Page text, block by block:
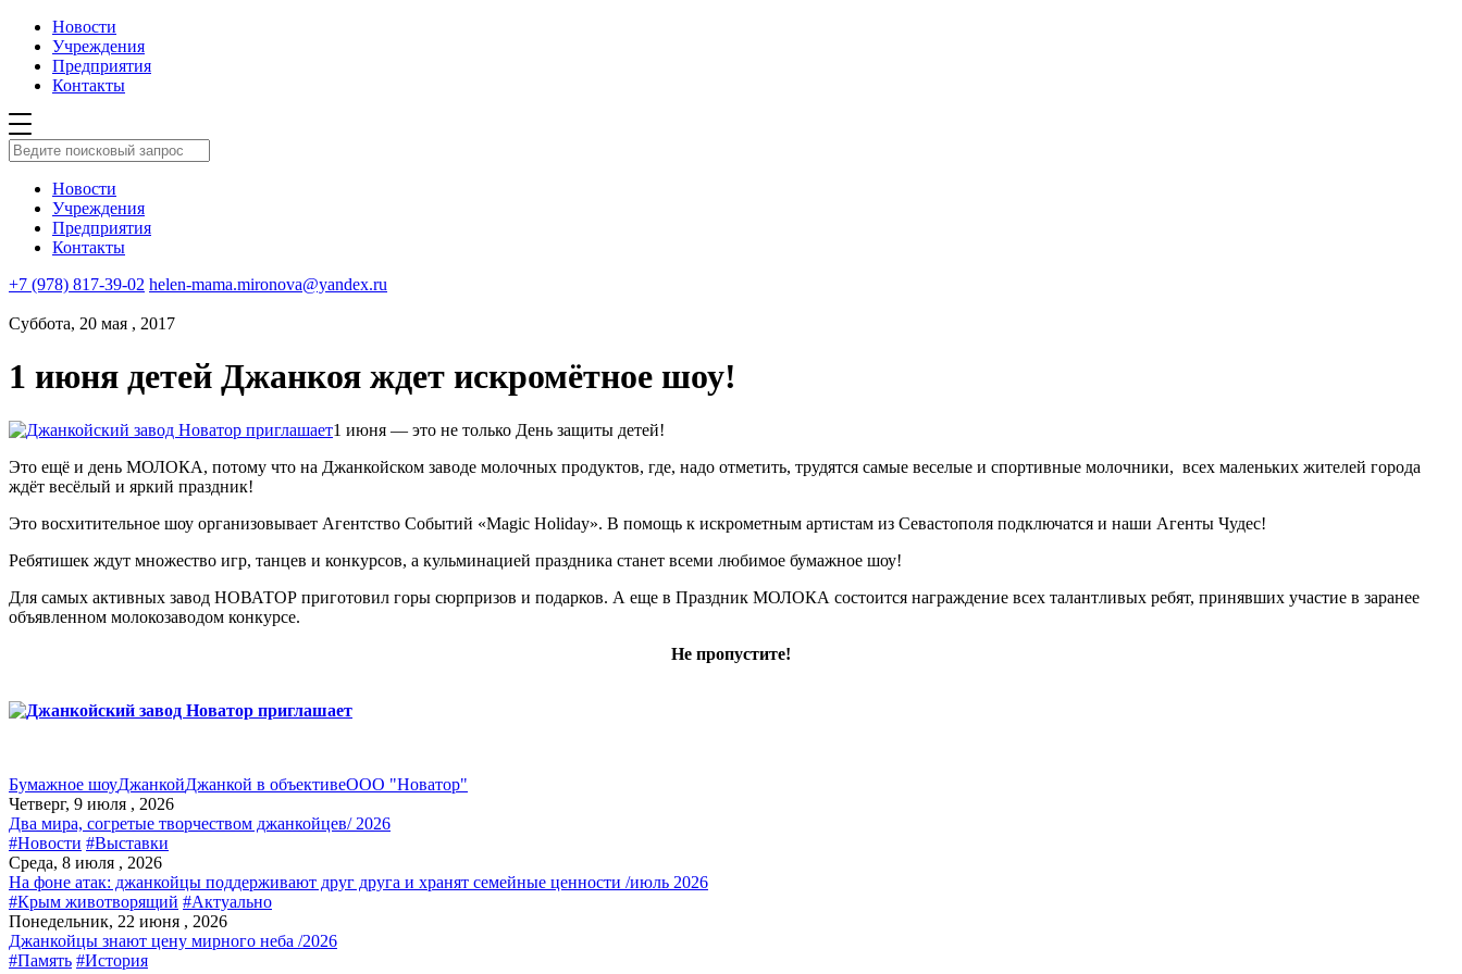
Новости
Учреждения
Предприятия
Контакты
Новости
Учреждения
Предприятия
Контакты
+7 (978) 817-39-02 helen-mama.mironova@yandex.ru
Суббота, 20 мая , 2017
1 июня детей Джанкоя ждет искромётное шоу!
1 июня — это не только День защиты детей!
Это ещё и день МОЛОКА, потому что на Джанкойском заводе молочных продуктов, где, надо отметить, трудятся самые веселые и спортивные молочники, всех маленьких жителей города
ждёт весёлый и яркий праздник!
Это восхитительное шоу организовывает Агентство Событий «Magic Holiday». В помощь к искрометным артистам из Севастополя подключатся и наши Агенты Чудес!
Ребятишек ждут множество игр, танцев и конкурсов, а кульминацией праздника станет всеми любимое бумажное шоу!
Для самых активных завод НОВАТОР приготовил горы сюрпризов и подарков. А еще в Праздник МОЛОКА состоится награждение всех талантливых ребят, принявших участие в заранее
объявленном молокозаводом конкурсе.
Не пропустите!
Бумажное шоуДжанкойДжанкой в объективеООО "Новатор"
Четверг, 9 июля , 2026
Два мира, согретые творчеством джанкойцев/ 2026
#Новости #Выставки
Среда, 8 июля , 2026
На фоне атак: джанкойцы поддерживают друг друга и хранят семейные ценности /июль 2026
#Крым животворящий #Актуально
Понедельник, 22 июня , 2026
Джанкойцы знают цену мирного неба /2026
#Память #История